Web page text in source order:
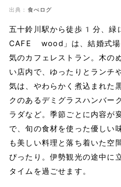
出典： 食べログ
五十鈴川駅から徒歩1分、緑
CAFE wood」は、結婚式場
気のカフェレストラン。木の
い店内で、ゆったりとランチ
気は、やわらかく煮込まれた
クのあるデミグラスハンバー
ラダなど。季節ごとに内容が
で、旬の食材を使った優しい
も美しい料理と落ち着いた空
ぴったり。伊勢観光の途中に
タイムを過ごせます。